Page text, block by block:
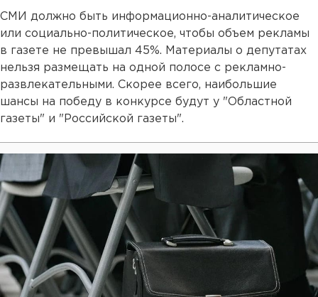
СМИ должно быть информационно-аналитическое
или социально-политическое, чтобы объем рекламы
в газете не превышал 45%. Материалы о депутатах
нельзя размещать на одной полосе с рекламно-
развлекательными. Скорее всего, наибольшие
шансы на победу в конкурсе будут у "Областной
газеты" и "Российской газеты".